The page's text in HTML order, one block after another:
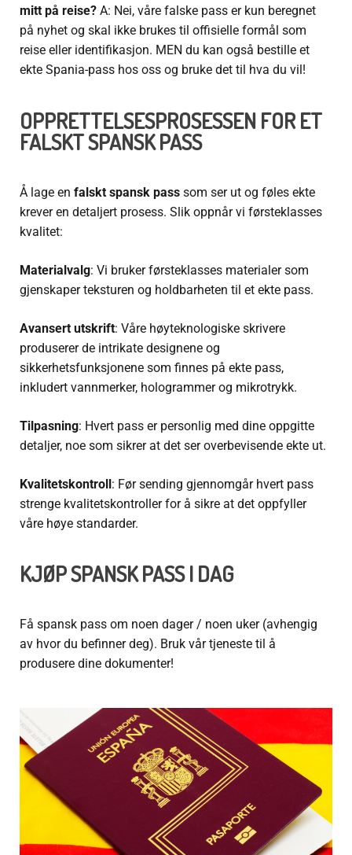
mitt på reise? A: Nei, våre falske pass er kun beregnet
på nyhet og skal ikke brukes til offisielle formål som
reise eller identifikasjon. MEN du kan også bestille et
ekte Spania-pass hos oss og bruke det til hva du vil!
OPPRETTELSESPROSESSEN FOR ET
FALSKT SPANSK PASS
Å lage en falskt spansk pass som ser ut og føles ekte
krever en detaljert prosess. Slik oppnår vi førsteklasses
kvalitet:
Materialvalg: Vi bruker førsteklasses materialer som
gjenskaper teksturen og holdbarheten til et ekte pass.
Avansert utskrift: Våre høyteknologiske skrivere
produserer de intrikate designene og
sikkerhetsfunksjonene som finnes på ekte pass,
inkludert vannmerker, hologrammer og mikrotrykk.
Tilpasning: Hvert pass er personlig med dine oppgitte
detaljer, noe som sikrer at det ser overbevisende ekte ut.
Kvalitetskontroll: Før sending gjennomgår hvert pass
strenge kvalitetskontroller for å sikre at det oppfyller
våre høye standarder.
KJØP SPANSK PASSI DAG
Få spansk pass om noen dager / noen uker (avhengig
av hvor du befinner deg). Bruk vår tjeneste til å
produsere dine dokumenter!